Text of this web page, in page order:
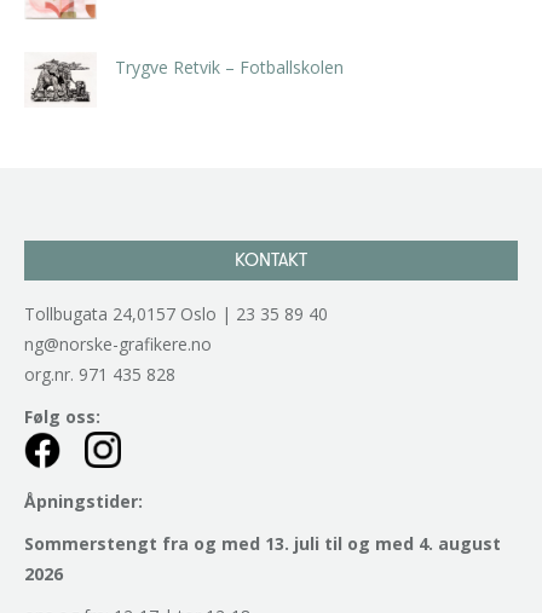
Trygve Retvik – Fotballskolen
KONTAKT
Tollbugata 24,0157 Oslo | 23 35 89 40
ng@norske-grafikere.no
org.nr. 971 435 828
Følg oss:
Åpningstider:
Sommerstengt fra og med 13. juli til og med 4. august
2026